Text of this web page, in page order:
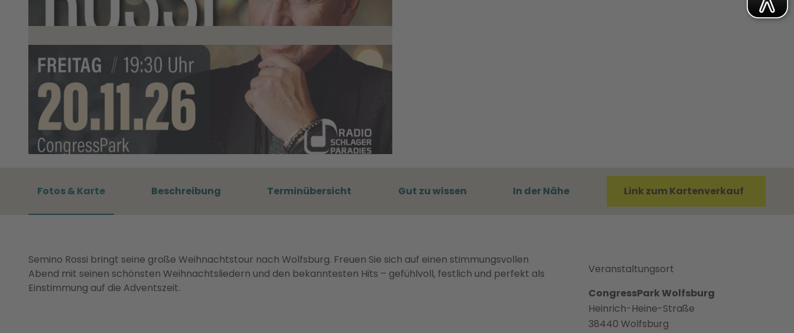
Fotos & Karte Beschreibung Terminübersicht Gut zu wissen In der Nähe Link zum Kartenverkauf
Semino Rossi bringt seine große Weihnachtstour nach Wolfsburg. Freuen Sie sich auf einen stimmungsvollen
Abend mit seinen schönsten Weihnachtsliedern und den bekanntesten Hits – gefühlvoll, festlich und perfekt als
Einstimmung auf die Adventszeit.
Veranstaltungsort
CongressPark Wolfsburg
Heinrich-Heine-Straße
38440 Wolfsburg